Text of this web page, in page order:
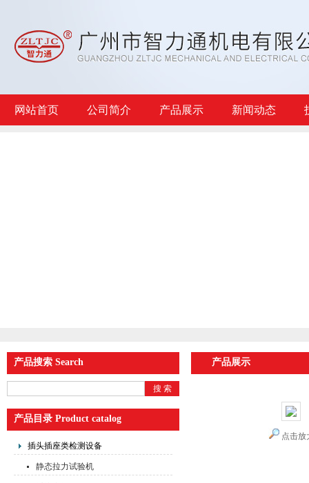
网站首页 公司简介 产品展示 新闻动态
产品搜索 Search
产品目录 Product catalog
插头插座类检测设备
静态拉力试验机
产品展示
点击放